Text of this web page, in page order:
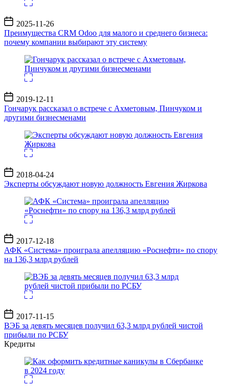
Дата
записи
2025-11-26
Преимущества CRM Odoo для малого и среднего бизнеса:
почему компании выбирают эту систему
Дата
записи
2019-12-11
Гончарук рассказал о встрече с Ахметовым, Пинчуком и
другими бизнесменами
Дата
записи
2018-04-24
Эксперты обсуждают новую должность Евгения Жиркова
Дата
записи
2017-12-18
АФК «Система» проиграла апелляцию «Роснефти» по спору
на 136,3 млрд рублей
Дата
записи
2017-11-15
ВЭБ за девять месяцев получил 63,3 млрд рублей чистой
прибыли по РСБУ
Кредиты